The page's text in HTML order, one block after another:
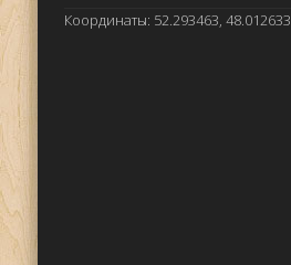
Координаты: 52.293463, 48.012633